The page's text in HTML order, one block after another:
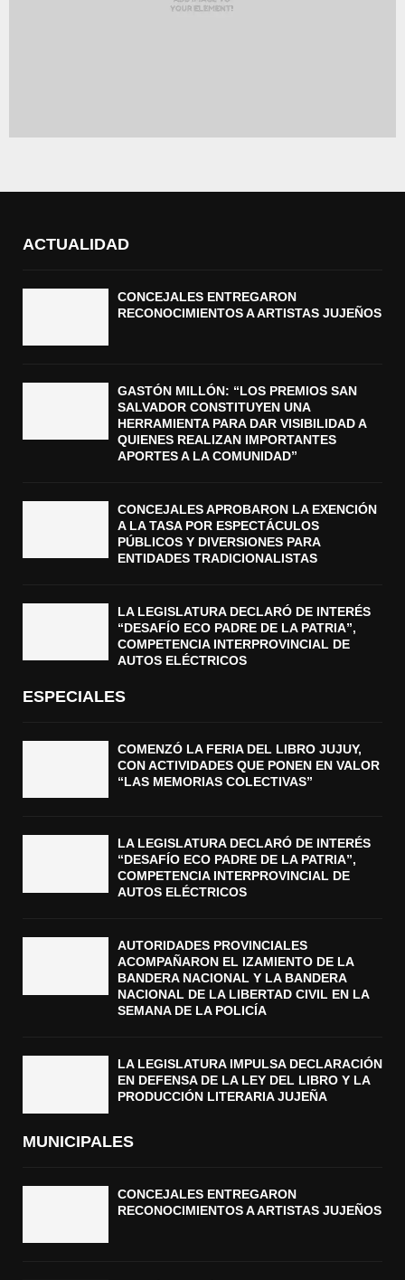
ACTUALIDAD
CONCEJALES ENTREGARON
RECONOCIMIENTOS A ARTISTAS JUJEÑOS
GASTÓN MILLÓN: “LOS PREMIOS SAN
SALVADOR CONSTITUYEN UNA
HERRAMIENTA PARA DAR VISIBILIDAD A
QUIENES REALIZAN IMPORTANTES
APORTES A LA COMUNIDAD”
CONCEJALES APROBARON LA EXENCIÓN
A LA TASA POR ESPECTÁCULOS
PÚBLICOS Y DIVERSIONES PARA
ENTIDADES TRADICIONALISTAS
LA LEGISLATURA DECLARÓ DE INTERÉS
“DESAFÍO ECO PADRE DE LA PATRIA”,
COMPETENCIA INTERPROVINCIAL DE
AUTOS ELÉCTRICOS
ESPECIALES
COMENZÓ LA FERIA DEL LIBRO JUJUY,
CON ACTIVIDADES QUE PONEN EN VALOR
“LAS MEMORIAS COLECTIVAS”
LA LEGISLATURA DECLARÓ DE INTERÉS
“DESAFÍO ECO PADRE DE LA PATRIA”,
COMPETENCIA INTERPROVINCIAL DE
AUTOS ELÉCTRICOS
AUTORIDADES PROVINCIALES
ACOMPAÑARON EL IZAMIENTO DE LA
BANDERA NACIONAL Y LA BANDERA
NACIONAL DE LA LIBERTAD CIVIL EN LA
SEMANA DE LA POLICÍA
LA LEGISLATURA IMPULSA DECLARACIÓN
EN DEFENSA DE LA LEY DEL LIBRO Y LA
PRODUCCIÓN LITERARIA JUJEÑA
MUNICIPALES
CONCEJALES ENTREGARON
RECONOCIMIENTOS A ARTISTAS JUJEÑOS